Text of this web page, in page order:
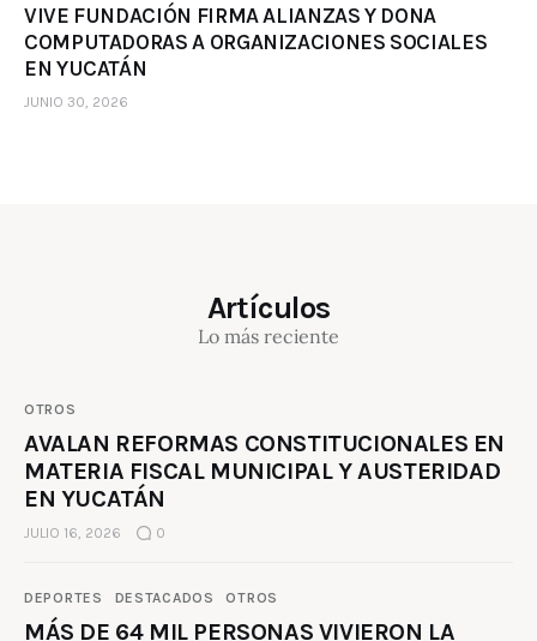
VIVE FUNDACIÓN FIRMA ALIANZAS Y DONA
COMPUTADORAS A ORGANIZACIONES SOCIALES
EN YUCATÁN
JUNIO 30, 2026
Artículos
Lo más reciente
OTROS
AVALAN REFORMAS CONSTITUCIONALES EN
MATERIA FISCAL MUNICIPAL Y AUSTERIDAD
EN YUCATÁN
JULIO 16, 2026 0
DEPORTES DESTACADOS OTROS
MÁS DE 64 MIL PERSONAS VIVIERON LA